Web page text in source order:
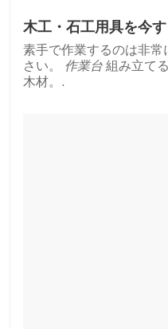
木工・石工用具を今
素手で作業するのは非
さい。 作業台 組み立て
木材。.